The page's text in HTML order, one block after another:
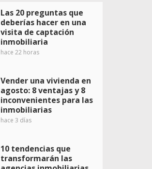
Las 20 preguntas que
deberías hacer en una
visita de captación
inmobiliaria
hace 22 horas
Vender una vivienda en
agosto: 8 ventajas y 8
inconvenientes para las
inmobiliarias
hace 3 días
10 tendencias que
transformarán las